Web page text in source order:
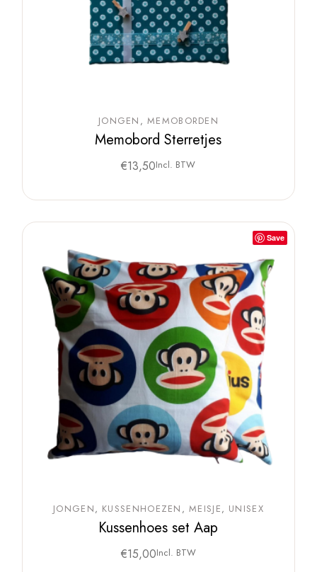
JONGEN MEMOBORDEN
Memobord Sterretjes
€13,50Incl. BTW
Save
JONGEN KUSSENHOEZEN MEISJE UNISEX
Kussenhoes set Aap
€15,00Incl. BTW